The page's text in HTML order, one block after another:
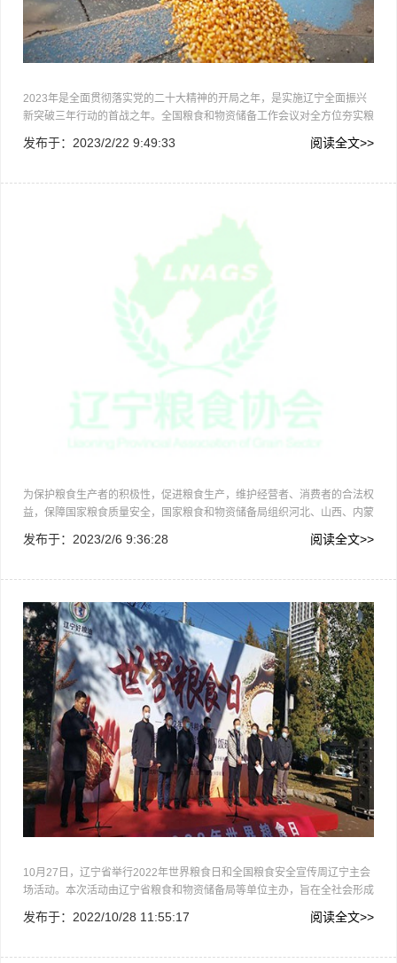
2023年是全面贯彻落实党的二十大精神的开局之年，是实施辽宁全面振兴
新突破三年行动的首战之年。全国粮食和物资储备工作会议对全方位夯实粮
食安全根基、切实增强粮食能源资源安全保障能力提出明确要求，辽宁省委
经济工作会议对履行维护国家安全“五大使命”做出重要部署，为做…
发布于： 2023/2/22 9:49:33 阅读全文>>
为保护粮食生产者的积极性，促进粮食生产，维护经营者、消费者的合法权
益，保障国家粮食质量安全，国家粮食和物资储备局组织河北、山西、内蒙
古、辽宁、吉林、黑龙江、安徽、山东、河南、湖北、广西、重庆、四川、
贵州、云南、陕西、甘肃、宁夏、新疆等19个省份开展了新收获玉…
发布于： 2023/2/6 9:36:28 阅读全文>>
10月27日，辽宁省举行2022年世界粮食日和全国粮食安全宣传周辽宁主会
场活动。本次活动由辽宁省粮食和物资储备局等单位主办，旨在全社会形成
重粮、爱粮、节粮的良好氛围。仓廪实，天下安。1979年，联合国粮农组
织第20届大会决定从1981年起，将每年的10月16日定为世界粮食日，其…
发布于： 2022/10/28 11:55:17 阅读全文>>